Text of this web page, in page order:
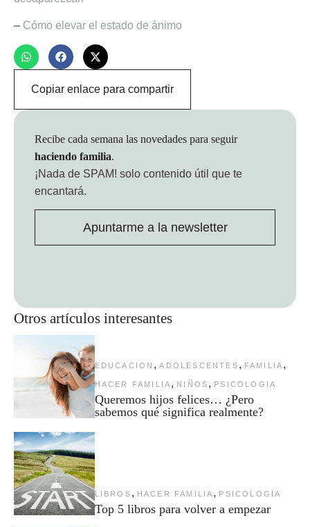
– Cómo elevar el estado de ánimo
Copiar enlace para compartir
Otros artículos interesantes
EDUCACION , ADOLESCENTES , FAMILIA ,
HACER FAMILIA , NIÑOS , PSICOLOGIA
Queremos hijos felices… ¿Pero
sabemos qué significa realmente?
LIBROS , HACER FAMILIA , PSICOLOGIA
Top 5 libros para volver a empezar
Recibe cada semana las novedades para seguir
haciendo familia.
¡Nada de SPAM! solo contenido útil que te
encantará.
Apuntarme a la newsletter